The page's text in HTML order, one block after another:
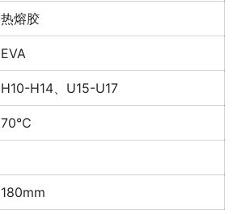
热熔胶
EVA
H10-H14、U15-U17
70℃
180mm